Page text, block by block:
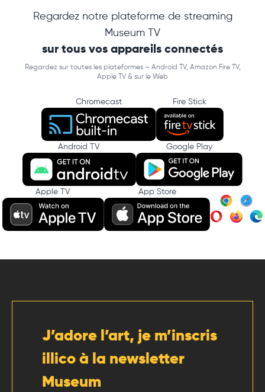
Regardez notre plateforme de streaming
Museum TV
sur tous vos appareils connectés
Regardez sur toutes les plateformes – Android TV, Amazon Fire TV,
Apple TV & sur le Web
Chromecast Fire Stick
Android TV Google Play
Apple TV App Store
J’adore l’art, je m’inscris
illico à la newsletter
Museum